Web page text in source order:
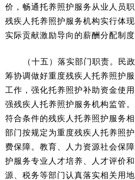
价，畅通托养照护服务从业人员
残疾人托养照护服务机构实行体
实际贡献激励导向的薪酬分配制度
（十五）落实部门职责。民政
筹协调做好重度残疾人托养照护
工作，强化托养照护补助资金使
强残疾人托养照护服务机构监管
符合条件的残疾人托养照护服务
部门按规定为重度残疾人托养照
费保障。教育、人力资源社会保
护服务专业人才培养、人才评价
源、税务等部门认真落实相关用